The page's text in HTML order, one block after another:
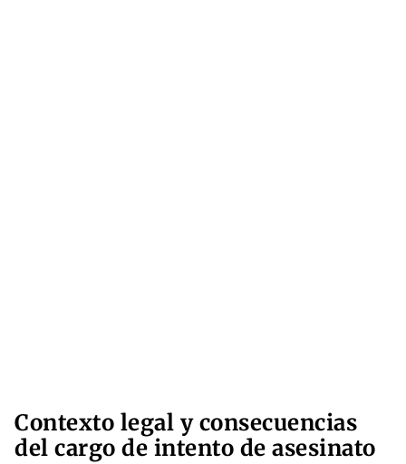
Contexto legal y consecuencias
del cargo de intento de asesinato